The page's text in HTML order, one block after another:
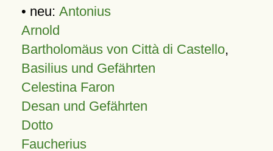
• neu: Antonius
Arnold
Bartholomäus von Città di Castello,
Basilius und Gefährten
Celestina Faron
Desan und Gefährten
Dotto
Faucherius